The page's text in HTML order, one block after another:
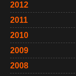
2012
2011
2010
2009
2008